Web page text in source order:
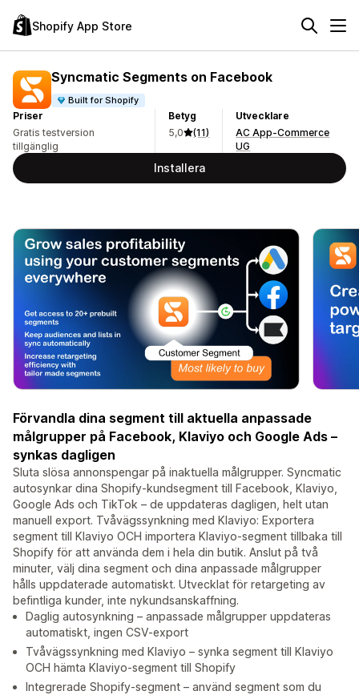
Shopify App Store
Syncmatic Segments on Facebook
Built for Shopify
Priser
Gratis testversion
tillgänglig
Betyg
5,0
(11)
Utvecklare
AC App-Commerce
UG
Installera
Förvandla dina segment till aktuella anpassade
målgrupper på Facebook, Klaviyo och Google Ads –
synkas dagligen
Sluta slösa annonspengar på inaktuella målgrupper. Syncmatic
autosynkar dina Shopify-kundsegment till Facebook, Klaviyo,
Google Ads och TikTok – de uppdateras dagligen, helt utan
manuell export. Tvåvägssynkning med Klaviyo: Exportera
segment till Klaviyo OCH importera Klaviyo-segment tillbaka till
Shopify för att använda dem i hela din butik. Anslut på två
minuter, välj dina segment och dina anpassade målgrupper
hålls uppdaterade automatiskt. Utvecklat för retargeting av
befintliga kunder, inte nykundsanskaffning.
Daglig autosynkning – anpassade målgrupper uppdateras
automatiskt, ingen CSV-export
Tvåvägssynkning med Klaviyo – synka segment till Klaviyo
OCH hämta Klaviyo-segment till Shopify
Integrerade Shopify-segment – använd segment som du